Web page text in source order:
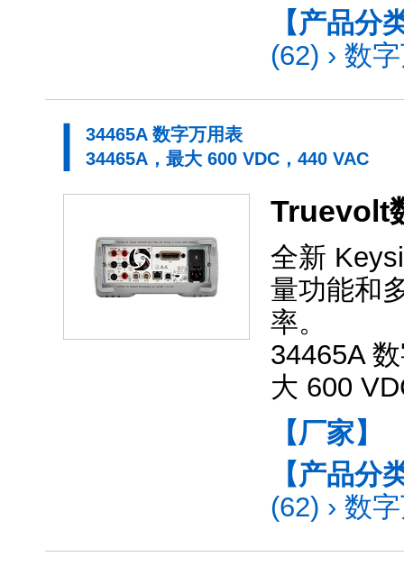
【产品分
(62) › 数
34465A 数字万用表
34465A，最大 600 VDC，440 VAC
Truevolt
全新
量功能和
率。
34465A
大 600
【厂家】
【产品分
(62) › 数